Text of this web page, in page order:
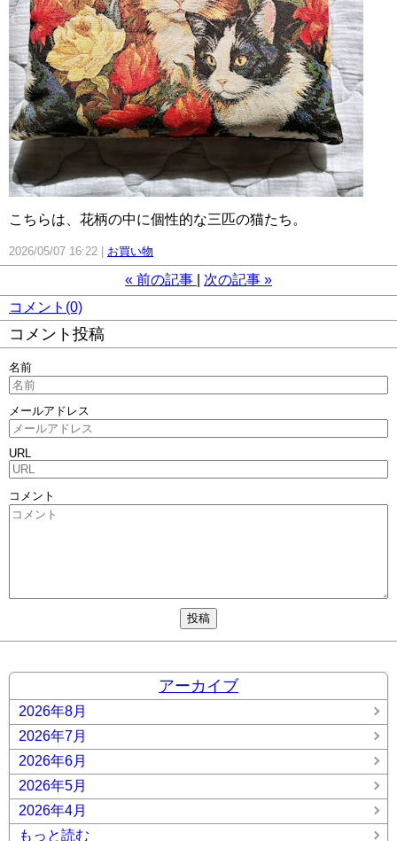
こちらは、花柄の中に個性的な三匹の猫たち。
2026/05/07 16:22 お買い物
« 前の記事 次の記事 »
コメント(0)
コメント投稿
名前
メールアドレス
URL
コメント
アーカイブ
2026年8月
2026年7月
2026年6月
2026年5月
2026年4月
もっと読む